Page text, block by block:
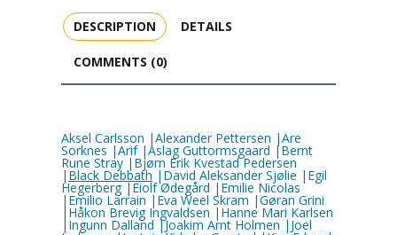
DESCRIPTION DETAILS
COMMENTS (0)
Aksel Carlsson |Alexander Pettersen |Are
Sorknes |Arif |Aslag Guttormsgaard |Bernt
Rune Stray |Bjørn Erik Kvestad Pedersen
| Black Debbath |David Aleksander Sjølie |Egil
Hegerberg |Eiolf Ødegård |Emilie Nicolas
|Emilio Larrain |Eva Weel Skram |Gøran Grini
|Håkon Brevig Ingvaldsen |Hanne Mari Karlsen
|Ingunn Dalland |Joakim Arnt Holmen |Joel